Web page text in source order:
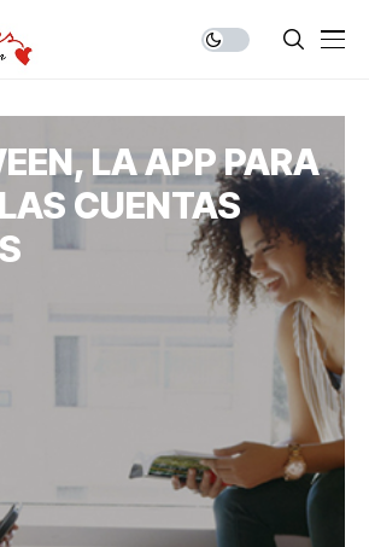
LA APP PARA
CUENTAS